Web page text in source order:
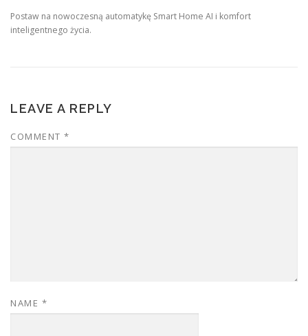
Postaw na nowoczesną automatykę Smart Home AI i komfort
inteligentnego życia.
LEAVE A REPLY
COMMENT *
NAME *